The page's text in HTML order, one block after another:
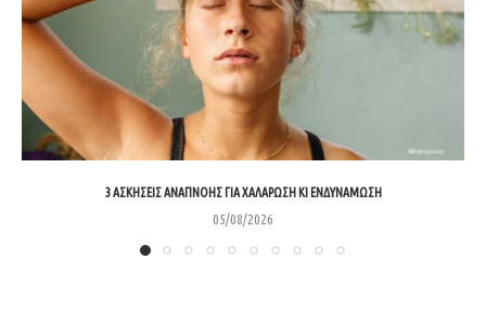
3 ΑΣΚΉΣΕΙΣ ΑΝΑΠΝΟΉΣ ΓΙΑ ΧΑΛΆΡΩΣΗ ΚΙ ΕΝΔΥΝΆΜΩΣΗ
05/08/2026